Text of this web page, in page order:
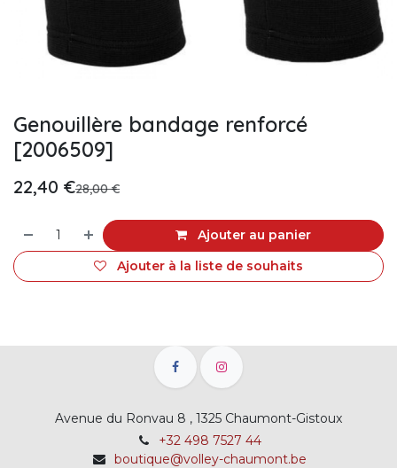
Genouillère bandage renforcé
[2006509]
22,40 €28,00€
Ajouter au panier
Ajouter à la liste de souhaits
Avenue du Ronvau 8 , 1325 Chaumont-Gistoux
+32 498 7527 44
boutique@volley-chaumont.be